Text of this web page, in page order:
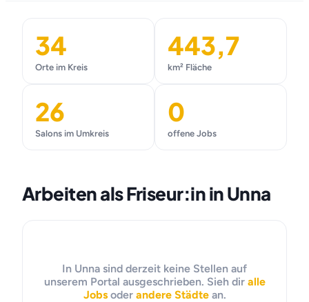
34
Orte im Kreis
443,7
km² Fläche
26
Salons im Umkreis
0
offene Jobs
Arbeiten als Friseur:in in Unna
In Unna sind derzeit keine Stellen auf
unserem Portal ausgeschrieben. Sieh dir alle
Jobsoder andere Städtean.